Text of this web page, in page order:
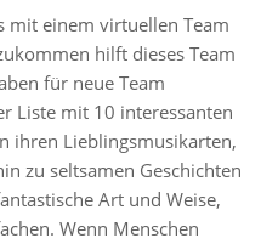
mit einem virtuellen Team
hilft dieses Team
für neue Team
Liste mit 10 interessanten
ihren Lieblingsmusikarten,
zu seltsamen Geschichten
Art und Weise,
Wenn Menschen